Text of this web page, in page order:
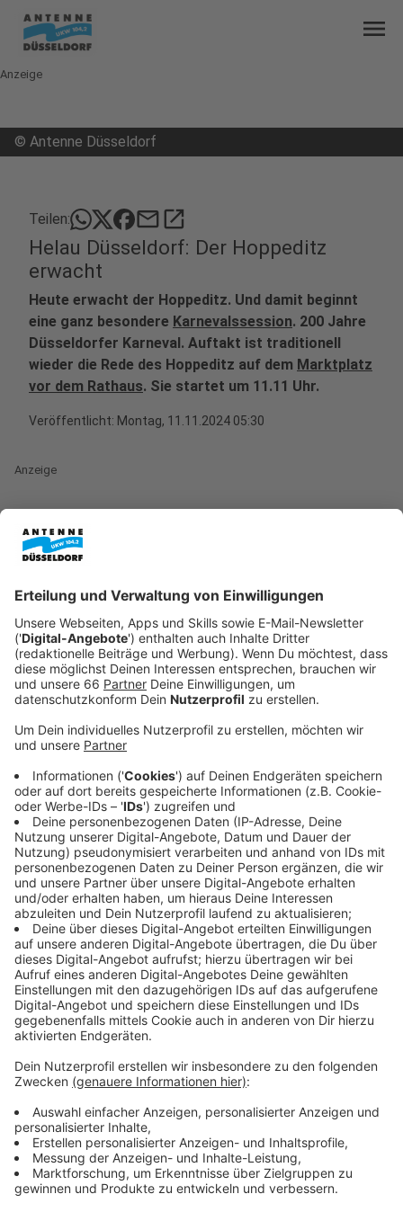
menu
Anzeige
© Antenne Düsseldorf
Teilen: mailopen_in_new
Helau Düsseldorf: Der Hoppeditz
erwacht
Heute erwacht der Hoppeditz. Und damit beginnt
eine ganz besondere Karnevalssession. 200 Jahre
Düsseldorfer Karneval. Auftakt ist traditionell
wieder die Rede des Hoppeditz auf dem Marktplatz
vor dem Rathaus. Sie startet um 11.11 Uhr.
Veröffentlicht: Montag, 11.11.2024 05:30
Anzeige
Hoppeditz-Rede und Jubiläumsprogramm
Der Hoppeditz wird in diesem Jahr in seiner Rede wohl
internationaler. Das haben die Verantwortlichen des
Comitee Düsseldorfer Carneval durchblicken lassen.
Sicherlich wird auch der Ausgang der US-
finden.
Anzeige
Hier geht es zum Live-Stream der
Hoppeditz-Rede
Anzeige
Wir benötigen Ihre
Zustimmung, um den YouTube
Video-Service zu laden!
Drittanbieters, um Videoinhalte
Daten zu Ihren Aktivitäten
sammeln. Bitte lesen Sie die
Details durch und stimmen Sie der
Nutzung des Service zu, um dieses